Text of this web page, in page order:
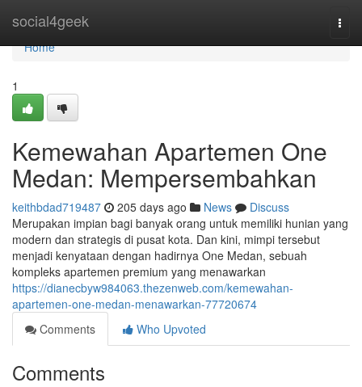
social4geek
Home
Home
1
Kemewahan Apartemen One
Medan: Mempersembahkan
keithbdad719487 205 days ago News
Discuss
Merupakan impian bagi banyak orang untuk memiliki hunian yang
modern dan strategis di pusat kota. Dan kini, mimpi tersebut
menjadi kenyataan dengan hadirnya One Medan, sebuah
kompleks apartemen premium yang menawarkan
https://dianecbyw984063.thezenweb.com/kemewahan-
apartemen-one-medan-menawarkan-77720674
Comments
Who Upvoted
Comments